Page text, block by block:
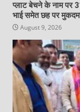
प्लाट बेचने के नाम पर
भाई समेत छह पर
August 9, 2026